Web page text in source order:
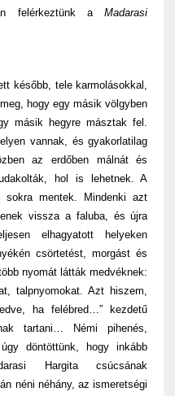
felérkeztünk aMadarasi
később, tele karmolásokkal,
hogy egy másik völgyben
másik hegyre másztak fel.
vannak, és gyakorlatilag
az erdőben málnát és
hol is lehetnek. A
sokra mentek. Mindenki azt
vissza a faluba, és újra
elhagyatott helyeken
csörtetést, morgást és
nyomát látták medvéknek:
talpnyomokat. Azt hiszem,
ha felébred…” kezdetű
tartani… Némi pihenés,
döntöttünk, hogy inkább
Hargita csúcsának
néni néhány, az ismeretségi